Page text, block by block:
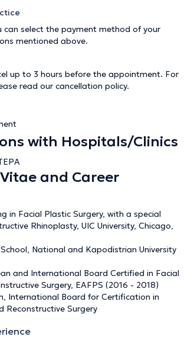
can select the payment method of your
mentioned above.
up to 3 hours before the appointment. For
read our cancellation policy.
with Hospitals/Clinics
and Career
in Facial Plastic Surgery, with a special
Rhinoplasty, UIC University, Chicago,
National and Kapodistrian University
and International Board Certified in Facial
Surgery, EAFPS (2016 - 2018)
International Board for Certification in
Reconstructive Surgery